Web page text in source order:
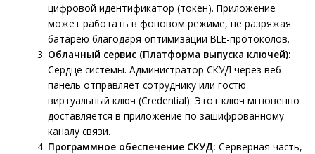
цифровой идентификатор (токен). Приложение
может работать в фоновом режиме, не разряжая
батарею благодаря оптимизации BLE-протоколов.
Облачный сервис (Платформа выпуска ключей):
Сердце системы. Администратор СКУД через веб-
панель отправляет сотруднику или гостю
виртуальный ключ (Credential). Этот ключ мгновенно
доставляется в приложение по зашифрованному
каналу связи.
Программное обеспечение СКУД: Серверная часть,